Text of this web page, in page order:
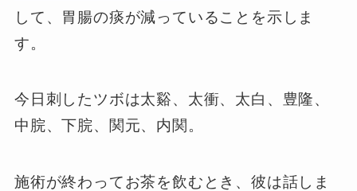
して、胃腸の痰が減っていることを示しま
す。
今日刺したツボは太谿、太衝、太白、豊隆、
中脘、下脘、関元、内関。
施術が終わってお茶を飲むとき、彼は話しま